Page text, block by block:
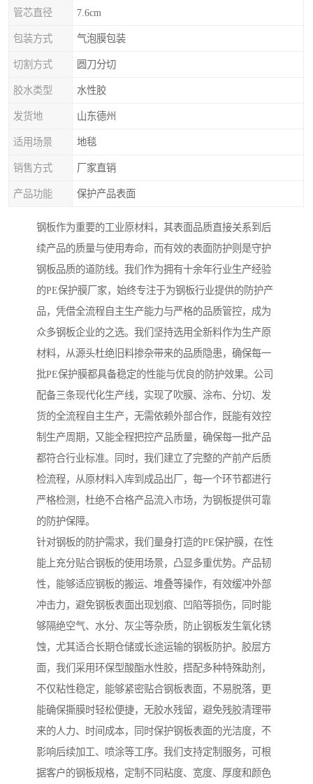
管芯直径 7.6cm
包装方式 气泡膜包装
切割方式 圆刀分切
胶水类型 水性胶
发货地 山东德州
适用场景 地毯
销售方式 厂家直销
产品功能 保护产品表面
钢板作为重要的工业原材料，其表面品质直接关系到后
续产品的质量与使用寿命，而有效的表面防护则是守护
钢板品质的道防线。我们作为拥有十余年行业生产经验
的PE保护膜厂家，始终专注于为钢板行业提供的防护产
品，凭借全流程自主生产能力与严格的品质管控，成为
众多钢板企业的之选。我们坚持选用全新料作为生产原
材料，从源头杜绝旧料掺杂带来的品质隐患，确保每一
批PE保护膜都具备稳定的性能与优良的防护效果。公司
配备三条现代化生产线，实现了吹膜、涂布、分切、发
货的全流程自主生产，无需依赖外部合作，既能有效控
制生产周期，又能全程把控产品质量，确保每一批产品
都符合行业标准。同时，我们建立了完整的产前产后质
检流程，从原材料入库到成品出厂，每一个环节都进行
严格检测，杜绝不合格产品流入市场，为钢板提供可靠
的防护保障。
针对钢板的防护需求，我们量身打造的PE保护膜，在性
能上充分贴合钢板的使用场景，凸显多重优势。产品韧
性，能够适应钢板的搬运、堆叠等操作，有效缓冲外部
冲击力，避免钢板表面出现划痕、凹陷等损伤，同时能
够隔绝空气、水分、灰尘等杂质，防止钢板发生氧化锈
蚀，尤其适合长期仓储或长途运输的钢板防护。胶层方
面，我们采用环保型酸酯水性胶，搭配多种特殊助剂，
不仅粘性稳定，能够紧密贴合钢板表面，不易脱落，更
能确保撕膜时轻松便捷，无胶水残留，避免残胶清理带
来的人力、时间成本，同时保护钢板表面的光洁度，不
影响后续加工、喷涂等工序。我们支持定制服务，可根
据客户的钢板规格，定制不同粘度、宽度、厚度和颜色